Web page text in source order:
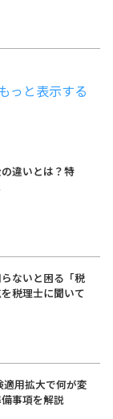
っと表示する
違いとは？特
ないと困る「税
税理士に聞いて
適用拡大で何が変
事項を解説